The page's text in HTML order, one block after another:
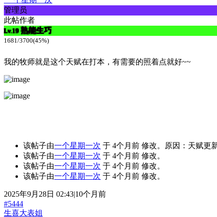
管理员
此帖作者
Lv.19 熟能生巧
1681/3700(45%)
我的牧师就是这个天赋在打本，有需要的照着点就好~~
该帖子由一个星期一次 于 4个月前 修改。原因：天赋更
该帖子由一个星期一次 于 4个月前 修改。
该帖子由一个星期一次 于 4个月前 修改。
该帖子由一个星期一次 于 4个月前 修改。
2025年9月28日 02:43|10个月前
#5444
生喜大表姐